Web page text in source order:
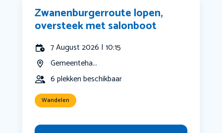
Zwanenburgerroute lopen,
oversteek met salonboot
7 August 2026 | 10:15
Gemeenteha...
6 plekken beschikbaar
Wandelen